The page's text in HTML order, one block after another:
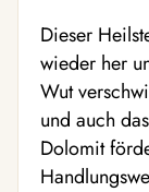
Dieser
wieder her
Wut
und auch
Dolomit